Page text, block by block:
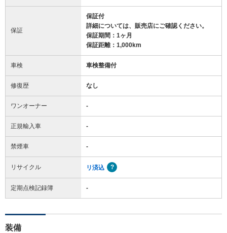
保証
保証付
詳細については、販売店にご確認ください。
保証期間：1ヶ月
保証距離：1,000km
車検 車検整備付
修復歴 なし
ワンオーナー -
正規輸入車 -
禁煙車 -
リサイクル リ済込
定期点検記録簿 -
装備